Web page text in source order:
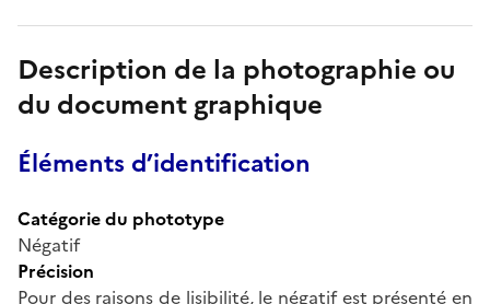
Description de la photographie ou
du document graphique
Éléments d’identification
Catégorie du phototype
Négatif
Précision
Pour des raisons de lisibilité, le négatif est présenté en